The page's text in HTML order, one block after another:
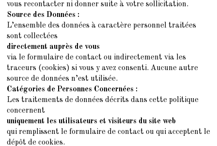
vous recontacter ni donner suite à votre sollicitation.
Source des Données :
L’ensemble des données à caractère personnel traitées
sont collectées
directement auprès de vous
via le formulaire de contact ou indirectement via les
traceurs (cookies) si vous y avez consenti. Aucune autre
source de données n’est utilisée.
Catégories de Personnes Concernées :
Les traitements de données décrits dans cette politique
concernent
uniquement les utilisateurs et visiteurs du site web
qui remplissent le formulaire de contact ou qui acceptent le
dépôt de cookies.